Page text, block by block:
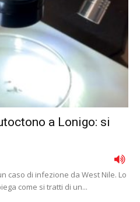
a Lonigo: si
caso di infezione da West Nile. Lo
come si tratti di un...